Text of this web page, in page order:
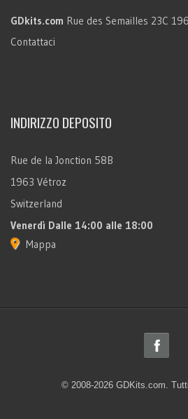
GDkits.com Rue des Semailles 23C
Contattaci
INDIRIZZO DEPOSITO
Rue de la Jonction 58B
1963 Vétroz
Switzerland
Venerdì Dalle 14:00 alle 18:00
Mappa
© 2008-2026 GDKits.com.